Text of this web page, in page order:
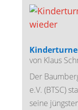
von Klaus
Der
e.V. (BTSC)
seine